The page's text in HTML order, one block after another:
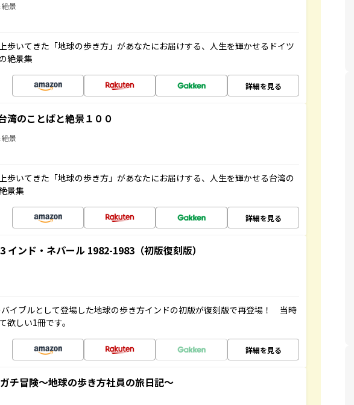
景
歩いてきた「地球の歩き方」があなたにお届けする、人生を輝かせるドイツ
絶景集
詳細を見る
湾のことばと絶景１００
景
歩いてきた「地球の歩き方」があなたにお届けする、人生を輝かせる台湾の
景集
詳細を見る
インド・ネパール 1982-1983（初版復刻版）
イブルとして登場した地球の歩き方インドの初版が復刻版で再登場！ 当時
欲しい1冊です。
詳細を見る
チ冒険～地球の歩き方社員の旅日記～